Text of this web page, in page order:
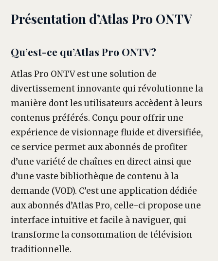
Présentation d’Atlas Pro ONTV
Qu’est-ce qu’Atlas Pro ONTV?
Atlas Pro ONTV est une solution de
divertissement innovante qui révolutionne la
manière dont les utilisateurs accèdent à leurs
contenus préférés. Conçu pour offrir une
expérience de visionnage fluide et diversifiée,
ce service permet aux abonnés de profiter
d’une variété de chaînes en direct ainsi que
d’une vaste bibliothèque de contenu à la
demande (VOD). C’est une application dédiée
aux abonnés d’Atlas Pro, celle-ci propose une
interface intuitive et facile à naviguer, qui
transforme la consommation de télévision
traditionnelle.